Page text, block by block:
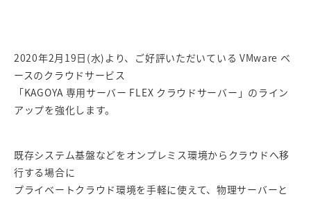
2020年2月19日(水)より、ご好評いただいている VMware ベ
ースのクラウドサービス
「KAGOYA 専用サーバー FLEX クラウドサーバー」のライン
アップを強化します。
既存システム基盤などをオンプレミス環境からクラウドへ移
行する場合に
プライベートクラウド環境を手軽に使えて、物理サーバーと